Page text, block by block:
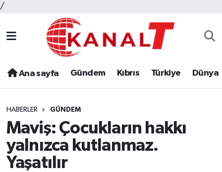
/
Ana sayfa Gündem Kıbrıs Türkiye Dünya
HABERLER GÜNDEM
Maviş: Çocukların hakkı
yalnızca kutlanmaz.
Yaşatılır